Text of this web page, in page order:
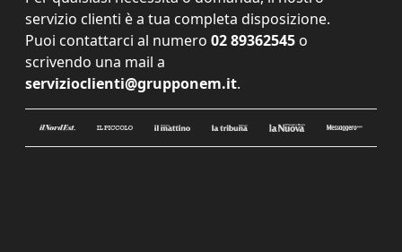
servizio clienti è a tua completa disposizione.
Puoi contattarci al numero 02 89362545 o
scrivendo una mail a
servizioclienti@grupponem.it.